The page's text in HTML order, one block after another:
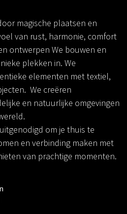
magische plaatsen en
van rust, harmonie, comfort
ontwerpen We bouwen en
plekken in. We
elementen met textiel,
We creëren
en natuurlijke omgevingen
om je thuis te
en verbinding maken met
van prachtige momenten.